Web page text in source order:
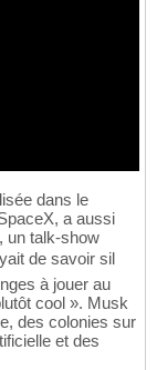
dans le
a aussi
un talk-show
de savoir sil
à jouer au
cool ». Musk
des colonies sur
et des